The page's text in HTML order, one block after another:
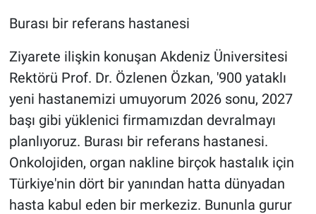
Burası bir referans hastanesi
Ziyarete ilişkin konuşan Akdeniz Üniversitesi
Rektörü Prof. Dr. Özlenen Özkan, '900 yataklı
yeni hastanemizi umuyorum 2026 sonu, 2027
başı gibi yüklenici firmamızdan devralmayı
planlıyoruz. Burası bir referans hastanesi.
Onkolojiden, organ nakline birçok hastalık için
Türkiye'nin dört bir yanından hatta dünyadan
hasta kabul eden bir merkeziz. Bununla gurur